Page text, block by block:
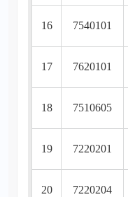
16 7540101
17 7620101
18 7510605
19 7220201
20 7220204